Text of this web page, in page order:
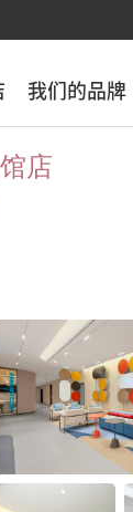
我们的品牌
我们的品牌
店